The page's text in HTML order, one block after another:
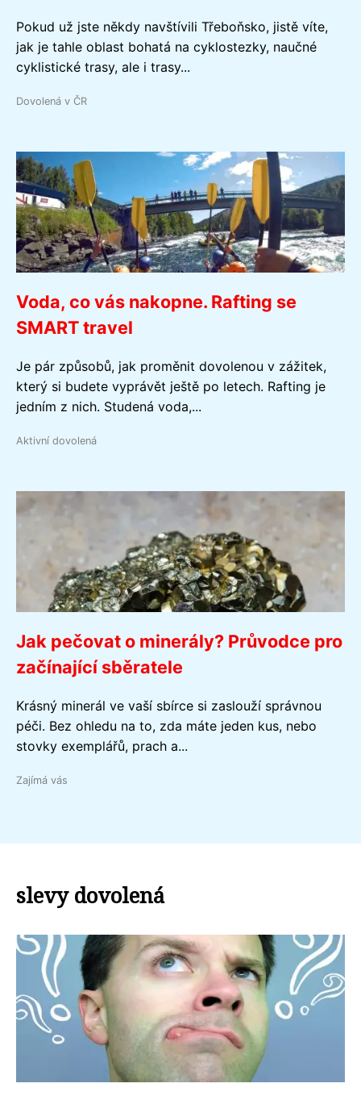
Pokud už jste někdy navštívili Třeboňsko, jistě víte,
jak je tahle oblast bohatá na cyklostezky, naučné
cyklistické trasy, ale i trasy...
Dovolená v ČR
Voda, co vás nakopne. Rafting se
SMART travel
Je pár způsobů, jak proměnit dovolenou v zážitek,
který si budete vyprávět ještě po letech. Rafting je
jedním z nich. Studená voda,...
Aktivní dovolená
Jak pečovat o minerály? Průvodce pro
začínající sběratele
Krásný minerál ve vaší sbírce si zaslouží správnou
péči. Bez ohledu na to, zda máte jeden kus, nebo
stovky exemplářů, prach a...
Zajímá vás
slevy dovolená